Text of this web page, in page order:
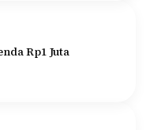
Rp1 Juta